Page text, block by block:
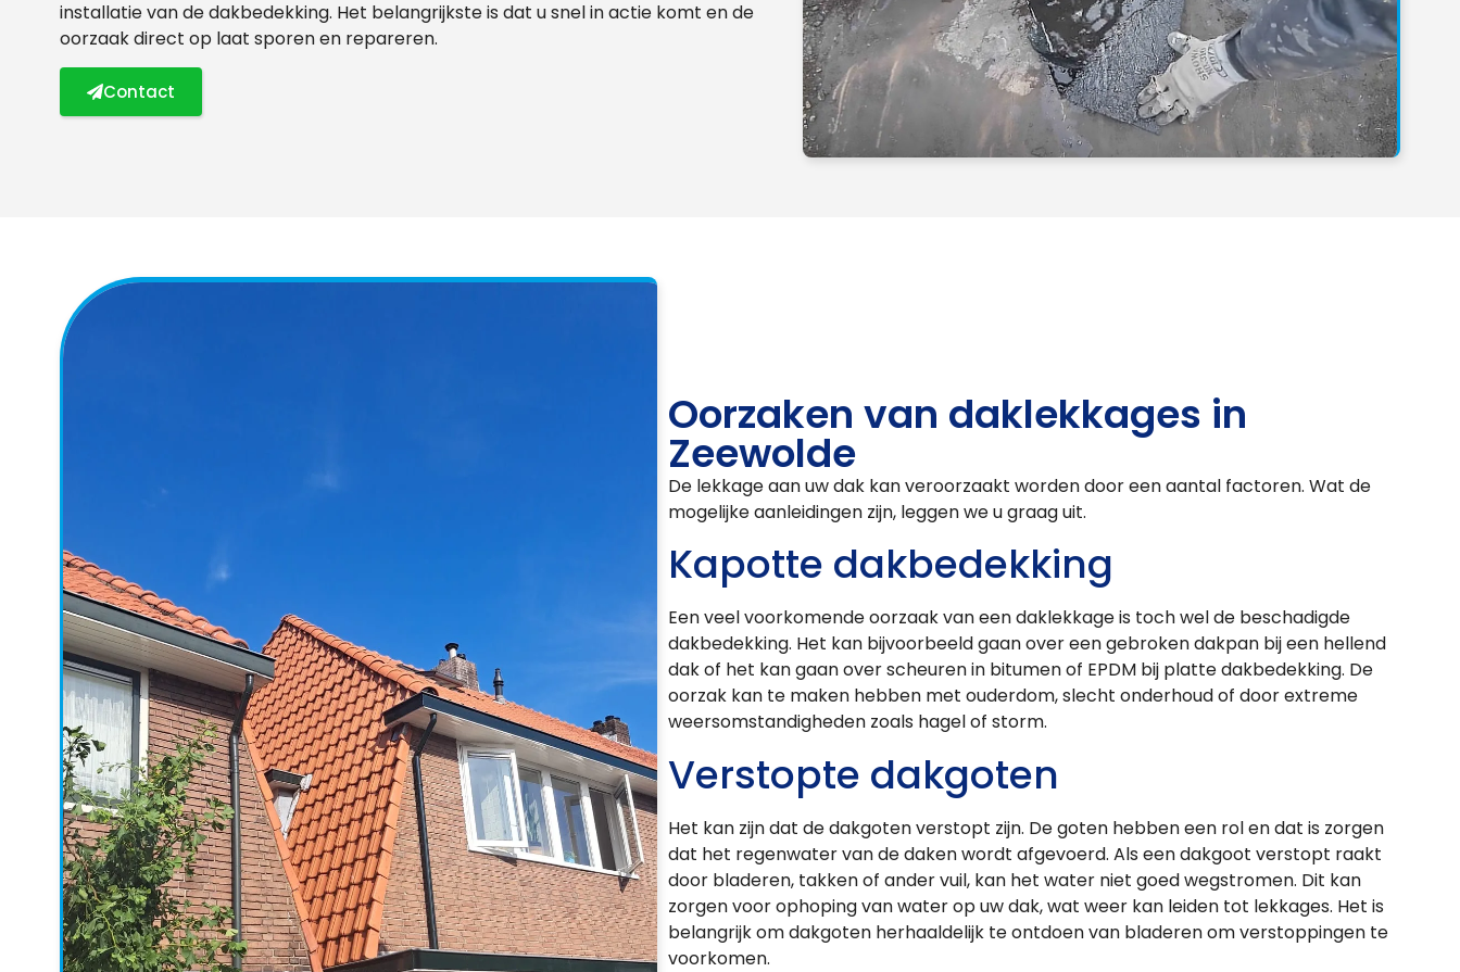
installatie van de dakbedekking. Het belangrijkste is dat u snel in actie komt en de
oorzaak direct op laat sporen en repareren.
Contact
Oorzaken van daklekkages in
Zeewolde
De lekkage aan uw dak kan veroorzaakt worden door een aantal factoren. Wat de
mogelijke aanleidingen zijn, leggen we u graag uit.
Kapotte dakbedekking
Een veel voorkomende oorzaak van een daklekkage is toch wel de beschadigde
dakbedekking. Het kan bijvoorbeeld gaan over een gebroken dakpan bij een hellend
dak of het kan gaan over scheuren in bitumen of EPDM bij platte dakbedekking. De
oorzak kan te maken hebben met ouderdom, slecht onderhoud of door extreme
weersomstandigheden zoals hagel of storm.
Verstopte dakgoten
Het kan zijn dat de dakgoten verstopt zijn. De goten hebben een rol en dat is zorgen
dat het regenwater van de daken wordt afgevoerd. Als een dakgoot verstopt raakt
door bladeren, takken of ander vuil, kan het water niet goed wegstromen. Dit kan
zorgen voor ophoping van water op uw dak, wat weer kan leiden tot lekkages. Het is
belangrijk om dakgoten herhaaldelijk te ontdoen van bladeren om verstoppingen te
voorkomen.